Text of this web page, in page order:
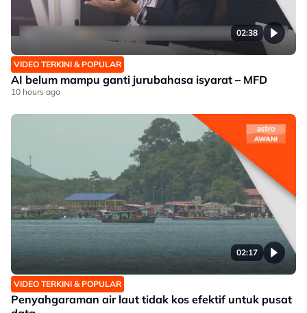
02:38
VIDEO TERKINI & POPULAR
AI belum mampu ganti jurubahasa isyarat – MFD
10 hours ago
02:17
VIDEO TERKINI & POPULAR
Penyahgaraman air laut tidak kos efektif untuk pusat